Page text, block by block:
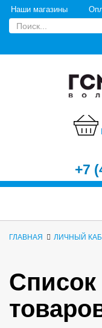
Наши магазины
+7
ГЛАВНАЯ ЛИЧНЫЙ